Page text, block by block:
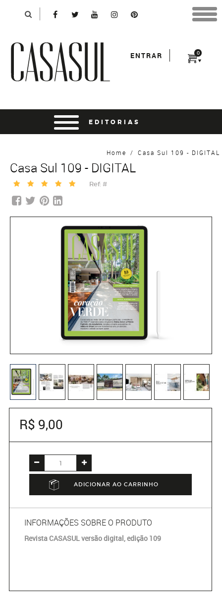
0
ENTRAR
Home / Casa Sul 109 - DIGITAL
Casa Sul 109 - DIGITAL
Ref: #
R$ 9,00
ADICIONAR AO CARRINHO
INFORMAÇÕES SOBRE O PRODUTO
Revista CASASUL versão digital, edição 109
AVANÇAR